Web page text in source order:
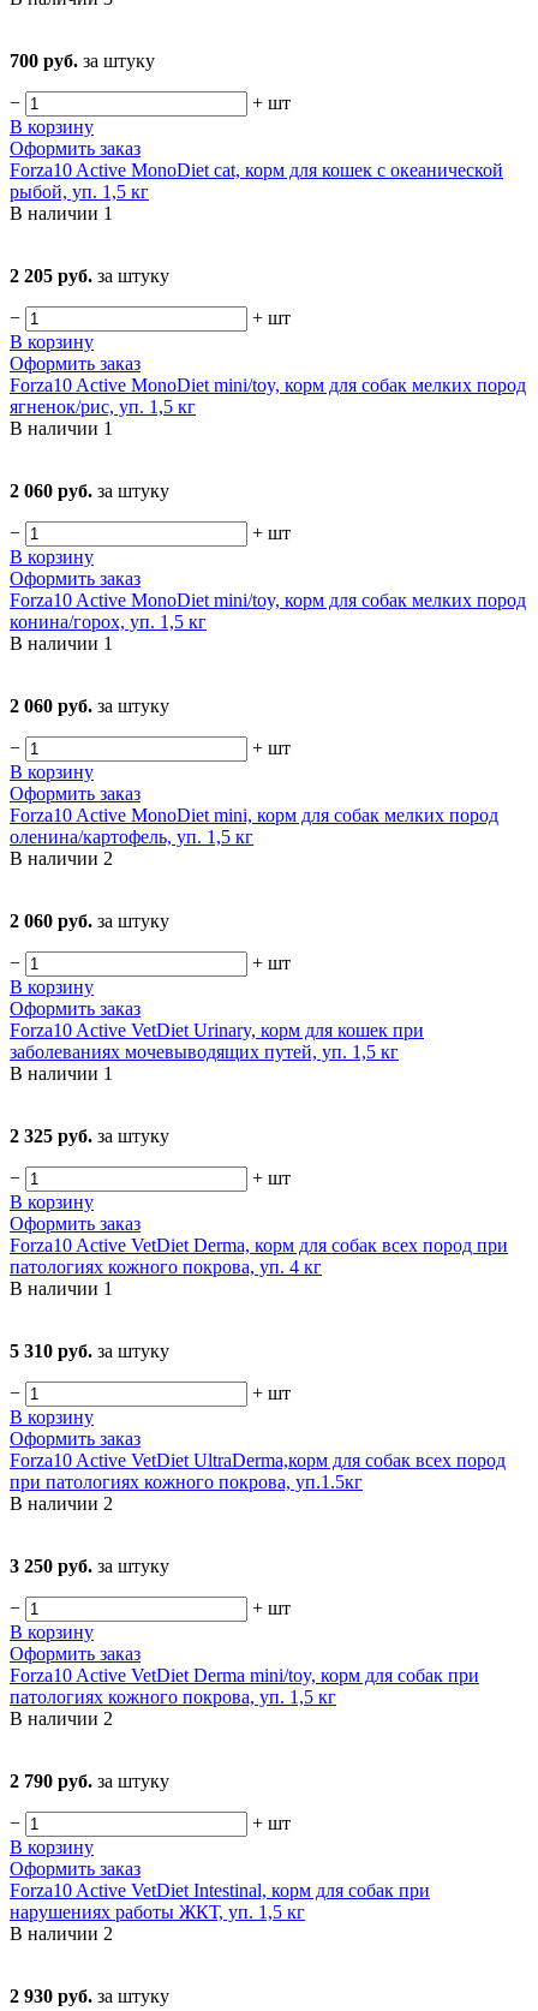
700 руб. за штуку
− + шт
В корзину
Оформить заказ
Forza10 Active MonoDiet cat, корм для кошек с океанической
рыбой, уп. 1,5 кг
В наличии 1
2 205 руб. за штуку
− + шт
В корзину
Оформить заказ
Forza10 Active MonoDiet mini/toy, корм для собак мелких пород
ягненок/рис, уп. 1,5 кг
В наличии 1
2 060 руб. за штуку
− + шт
В корзину
Оформить заказ
Forza10 Active MonoDiet mini/toy, корм для собак мелких пород
конина/горох, уп. 1,5 кг
В наличии 1
2 060 руб. за штуку
− + шт
В корзину
Оформить заказ
Forza10 Active MonoDiet mini, корм для собак мелких пород
оленина/картофель, уп. 1,5 кг
В наличии 2
2 060 руб. за штуку
− + шт
В корзину
Оформить заказ
Forza10 Active VetDiet Urinary, корм для кошек при
заболеваниях мочевыводящих путей, уп. 1,5 кг
В наличии 1
2 325 руб. за штуку
− + шт
В корзину
Оформить заказ
Forza10 Active VetDiet Derma, корм для собак всех пород при
патологиях кожного покрова, уп. 4 кг
В наличии 1
5 310 руб. за штуку
− + шт
В корзину
Оформить заказ
Forza10 Active VetDiet UltraDerma,корм для собак всех пород
при патологиях кожного покрова, уп.1.5кг
В наличии 2
3 250 руб. за штуку
− + шт
В корзину
Оформить заказ
Forza10 Active VetDiet Derma mini/toy, корм для собак при
патологиях кожного покрова, уп. 1,5 кг
В наличии 2
2 790 руб. за штуку
− + шт
В корзину
Оформить заказ
Forza10 Active VetDiet Intestinal, корм для собак при
нарушениях работы ЖКТ, уп. 1,5 кг
В наличии 2
2 930 руб. за штуку